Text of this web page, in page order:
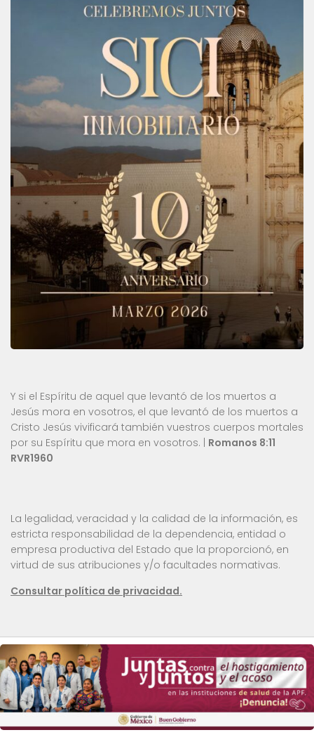
Y si el Espíritu de aquel que levantó de los muertos a
Jesús mora en vosotros, el que levantó de los muertos a
Cristo Jesús vivificará también vuestros cuerpos mortales
por su Espíritu que mora en vosotros. | Romanos 8:11
RVR1960
La legalidad, veracidad y la calidad de la información, es
estricta responsabilidad de la dependencia, entidad o
empresa productiva del Estado que la proporcionó, en
virtud de sus atribuciones y/o facultades normativas.
Consultar política de privacidad.